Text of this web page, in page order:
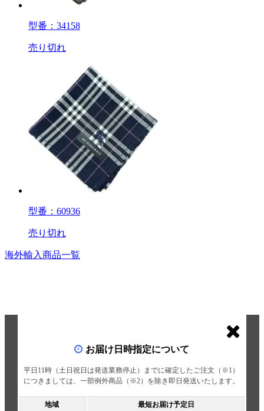
型番：34158
売り切れ
型番：60936
売り切れ
海外輸入商品一覧
お届け日時指定について
平日11時（土日祝日は発送業務停止）までに確定したご注文（※1）
につきましては、一部例外商品（※2）を除き即日発送いたします。
地域 最短お届け予定日